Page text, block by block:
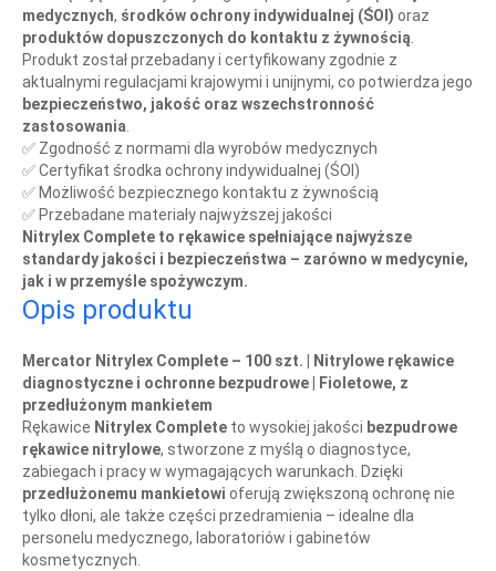
medycznych, środków ochrony indywidualnej (ŚOI) oraz
produktów dopuszczonych do kontaktu z żywnością.
Produkt został przebadany i certyfikowany zgodnie z
aktualnymi regulacjami krajowymi i unijnymi, co potwierdza jego
bezpieczeństwo, jakość oraz wszechstronność
zastosowania.
✅ Zgodność z normami dla wyrobów medycznych
✅ Certyfikat środka ochrony indywidualnej (ŚOI)
✅ Możliwość bezpiecznego kontaktu z żywnością
✅ Przebadane materiały najwyższej jakości
Nitrylex Complete to rękawice spełniające najwyższe
standardy jakości i bezpieczeństwa – zarówno w medycynie,
jak i w przemyśle spożywczym.
Opis produktu
Mercator Nitrylex Complete – 100 szt. | Nitrylowe rękawice
diagnostyczne i ochronne bezpudrowe | Fioletowe, z
przedłużonym mankietem
Rękawice Nitrylex Complete to wysokiej jakości bezpudrowe
rękawice nitrylowe, stworzone z myślą o diagnostyce,
zabiegach i pracy w wymagających warunkach. Dzięki
przedłużonemu mankietowi oferują zwiększoną ochronę nie
tylko dłoni, ale także części przedramienia – idealne dla
personelu medycznego, laboratoriów i gabinetów
kosmetycznych.